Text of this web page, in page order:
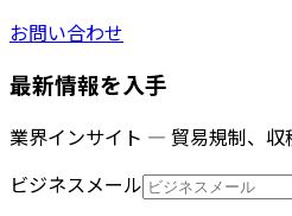
お問い合わせ
最新情報を入手
業界インサイト — 貿易規制、収
ビジネスメール